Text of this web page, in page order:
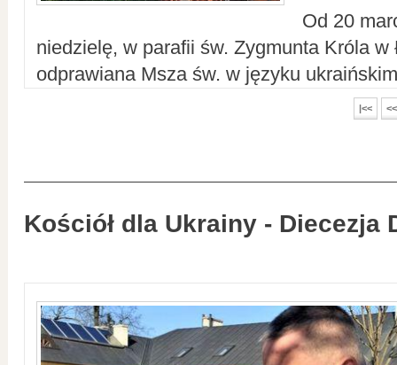
Od 20
niedzielę, w parafii św. Zygmunta Króla w
odprawiana Msza św. w języku
|<< <<
Kościół dla Ukrainy - Diecezja